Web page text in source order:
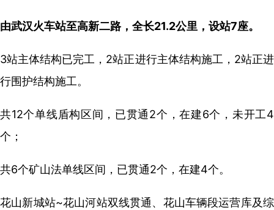
由武汉火车站至高新二路，全长21.2公里，设站7座。
3站主体结构已完工，2站正进行主体结构施工，2站正进
行围护结构施工。
共12个单线盾构区间，已贯通2个，在建6个，未开工4
个；
共6个矿山法单线区间，已贯通2个，在建4个。
花山新城站~花山河站双线贯通、花山车辆段运营库及综